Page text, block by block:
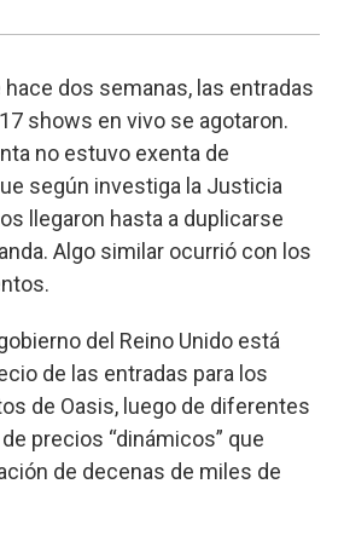
dos semanas, las entradas
shows en vivo se agotaron.
no estuvo exenta de
según investiga la Justicia
llegaron hasta a duplicarse
Algo similar ocurrió con los
del Reino Unido está
de las entradas para los
de Oasis, luego de diferentes
precios “dinámicos” que
de decenas de miles de